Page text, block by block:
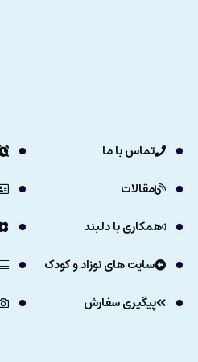
تماس با ما
مقالات
همکاری با دلبند
سایت های نوزاد و کودک
پیگیری سفارش